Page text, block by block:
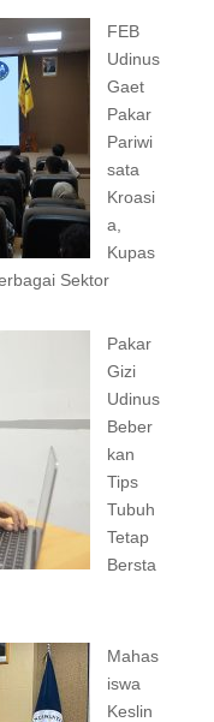
FEB
Udinus
Gaet
Pakar
Pariwi
sata
Kroasi
a,
Kupas
Sektor
Pakar
Gizi
Udinus
Beber
kan
Tips
Tubuh
Tetap
Bersta
Mahas
iswa
Keslin